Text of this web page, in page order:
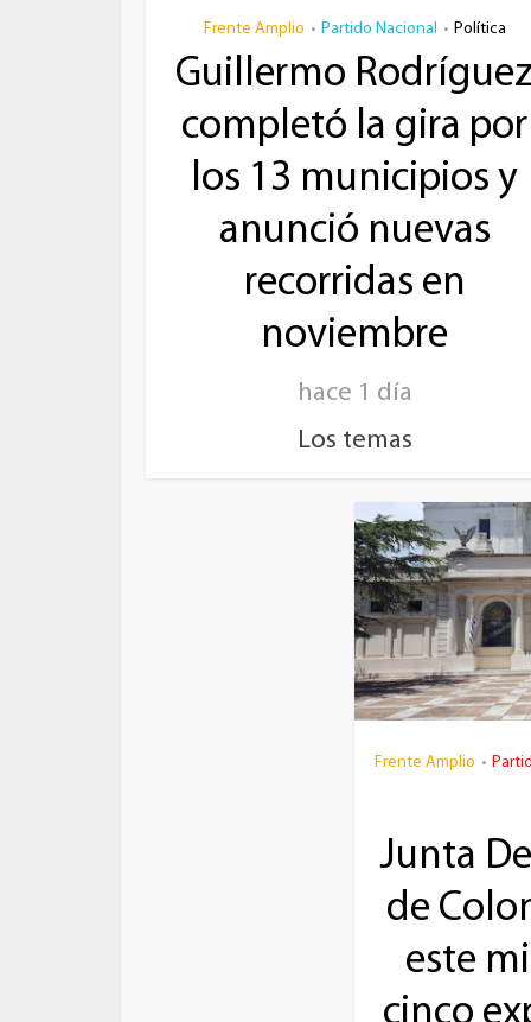
Frente Amplio • Partido Nacional • Política
Guillermo Rodríguez
completó la gira por
los 13 municipios y
anunció nuevas
recorridas en
noviembre
hace 1 día
Los temas
Frente Amplio •
Junta
de
este